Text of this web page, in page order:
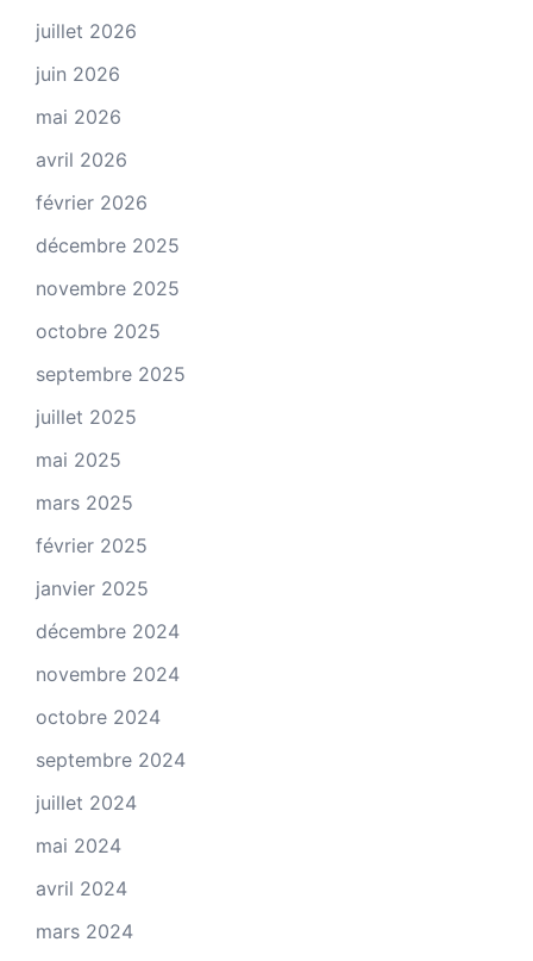
juillet 2026
juin 2026
mai 2026
avril 2026
février 2026
décembre 2025
novembre 2025
octobre 2025
septembre 2025
juillet 2025
mai 2025
mars 2025
février 2025
janvier 2025
décembre 2024
novembre 2024
octobre 2024
septembre 2024
juillet 2024
mai 2024
avril 2024
mars 2024